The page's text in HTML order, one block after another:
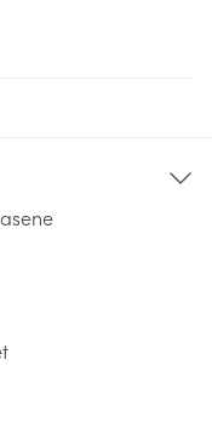
pagina